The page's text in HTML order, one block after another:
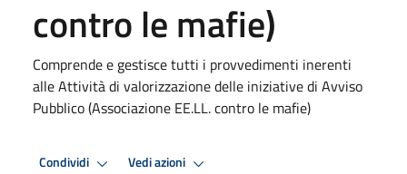
contro le mafie)
Comprende e gestisce tutti i provvedimenti inerenti
alle Attività di valorizzazione delle iniziative di Avviso
Pubblico (Associazione EE.LL. contro le mafie)
Condividi Vedi azioni